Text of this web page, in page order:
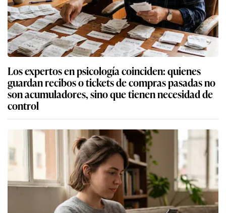
Los expertos en psicología coinciden: quienes
guardan recibos o tickets de compras pasadas no
son acumuladores, sino que tienen necesidad de
control